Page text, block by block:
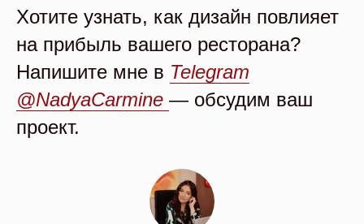
Хотите узнать, как дизайн повлияет
на прибыль вашего ресторана?
Напишите мне в Telegram
@NadyaCarmine — обсудим ваш
проект.